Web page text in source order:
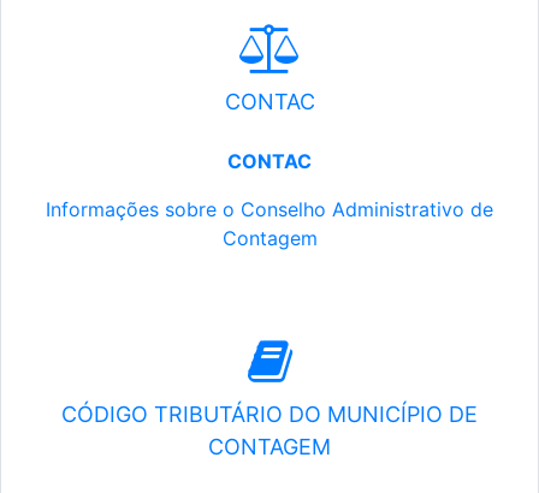
CONTAC
CONTAC
Informações sobre o Conselho Administrativo de
Contagem
CÓDIGO TRIBUTÁRIO DO MUNICÍPIO DE
CONTAGEM